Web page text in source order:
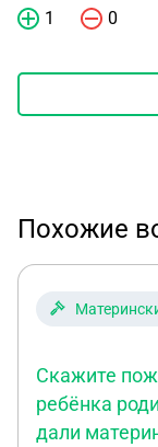
1 0
Похожие
Скажите
ребёнка
дали